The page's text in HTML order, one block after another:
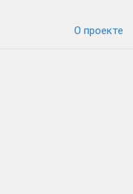
О проекте